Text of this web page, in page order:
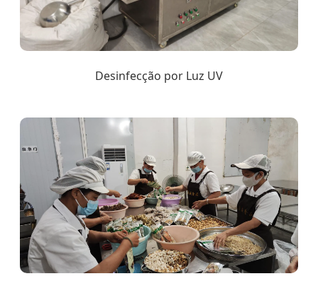
Desinfecção por Luz UV